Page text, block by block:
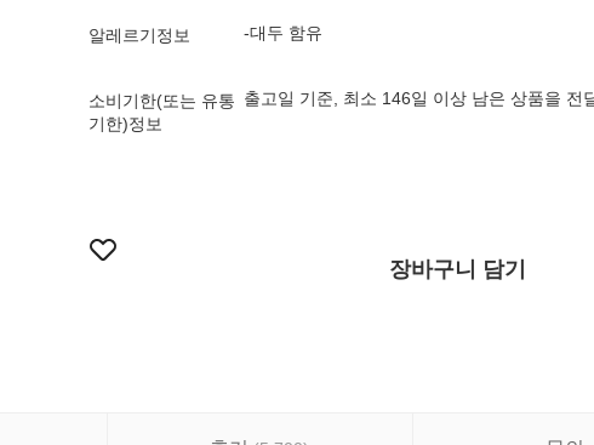
알레르기정보 -대두 함유
소비기한(또는 유통
기한)정보
출고일 기준, 최소 146일 이상 남은 상품을 전
장바구니 담기